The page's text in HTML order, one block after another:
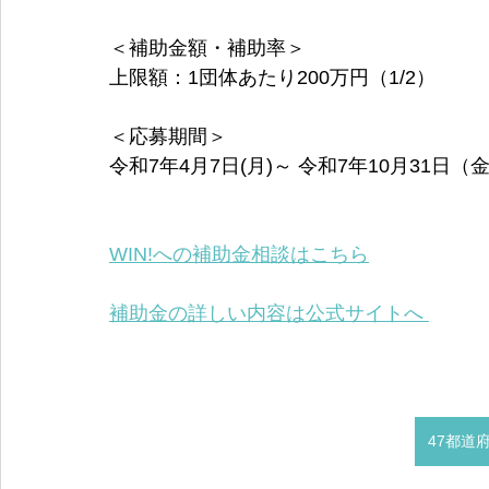
＜補助金額・補助率＞
上限額：1団体あたり200万円（1/2）
＜応募期間＞
令和7年4月7日(月)～ 令和7年10月31日（金
WIN!への補助金相談はこちら
補助金の詳しい内容は公式サイトへ
47都道